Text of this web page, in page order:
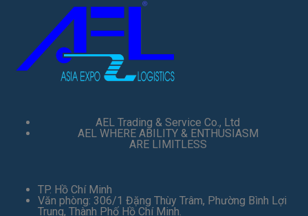
AEL Trading & Service Co., Ltd
AEL WHERE ABILITY & ENTHUSIASM
ARE LIMITLESS
TP. Hồ Chí Minh
Văn phòng: 306/1 Đặng Thùy Trâm, Phường Bình Lợi
Trung, Thành Phố Hồ Chí Minh.